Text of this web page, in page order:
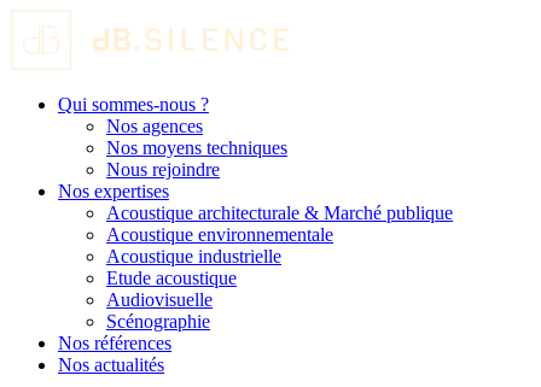
Qui sommes-nous ?
Nos agences
Nos moyens techniques
Nous rejoindre
Nos expertises
Acoustique architecturale & Marché publique
Acoustique environnementale
Acoustique industrielle
Etude acoustique
Audiovisuelle
Scénographie
Nos références
Nos actualités